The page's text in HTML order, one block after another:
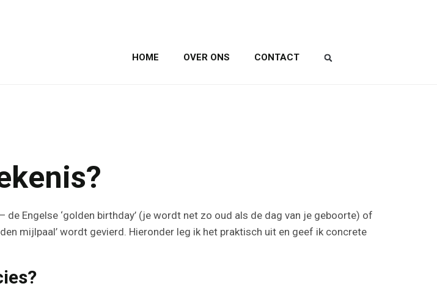
HOME OVER ONS CONTACT
Engelse ‘golden birthday’ (je wordt net zo oud als de dag van je geboorte) of
mijlpaal’ wordt gevierd. Hieronder leg ik het praktisch uit en geef ik concrete